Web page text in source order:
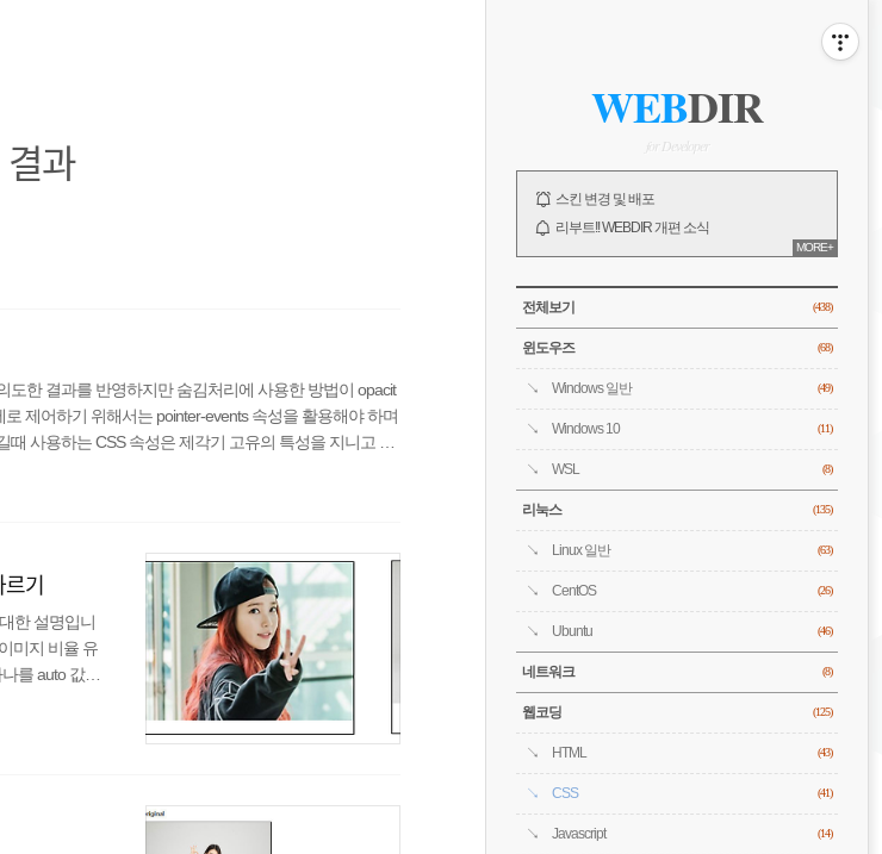
과
한 결과를 반영하지만 숨김처리에 사용한 방법이 opacit
제어하기 위해서는 pointer-events 속성을 활용해야 하며
사용하는 CSS 속성은 제각기 고유의 특성을 지니고 있
기
한 설명입니
미지 비율 유
를 auto 값을
추가 해주고
WEBDIR
for Developer
NOTICE스킨 변경 및 배포
리부트!! WEBDIR 개편 소식
오픈!! WEBDIR 블로그 소개
전체 보기
MORE+
CATEGORY
전체보기 (438)
윈도우즈 (68)
Windows 일반 (49)
Windows 10 (11)
WSL (8)
리눅스 (135)
Linux 일반 (63)
CentOS (26)
Ubuntu (46)
네트워크 (8)
웹코딩 (125)
HTML (43)
CSS (41)
Javascript (14)